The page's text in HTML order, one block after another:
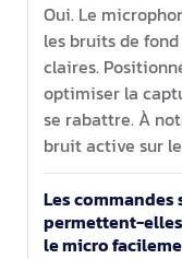
Oui. Le
les bruits de
claires.
optimiser la
se rabattre. À
bruit active sur
Les commandes
permettent-
le micro